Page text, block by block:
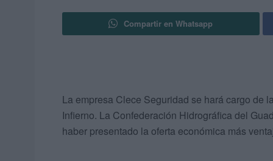
Compartir en Whatsapp
La empresa Clece Seguridad se hará cargo de
Infierno. La Confederación Hidrográfica del
haber presentado la oferta económica más